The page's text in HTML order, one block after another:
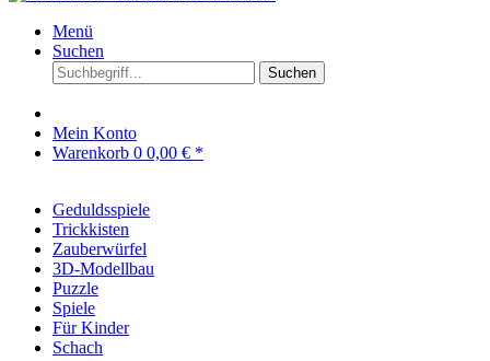
Menü
Suchen
Suchen
Mein Konto
Warenkorb 0 0,00 € *
Geduldsspiele
Trickkisten
Zauberwürfel
3D-Modellbau
Puzzle
Spiele
Für Kinder
Schach